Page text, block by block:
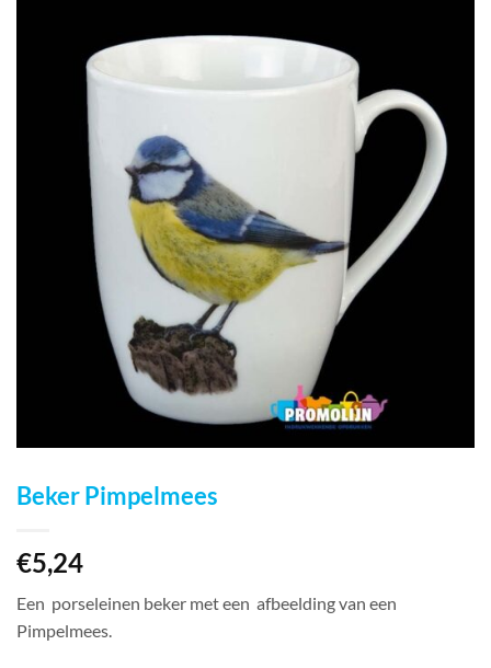
Beker Pimpelmees
€5,24
Een porseleinen beker met een afbeelding van een
Pimpelmees.